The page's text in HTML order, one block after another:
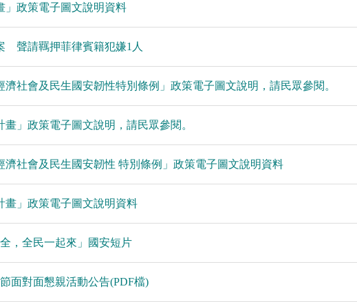
」政策電子圖文說明資料
聲請羈押菲律賓籍犯嫌1人
社會及民生國安韌性特別條例」政策電子圖文說明，請民眾參閱。
」政策電子圖文說明，請民眾參閱。
社會及民生國安韌性 特別條例」政策電子圖文說明資料
畫」政策電子圖文說明資料
，全民一起來」國安短片
面對面懇親活動公告(PDF檔)